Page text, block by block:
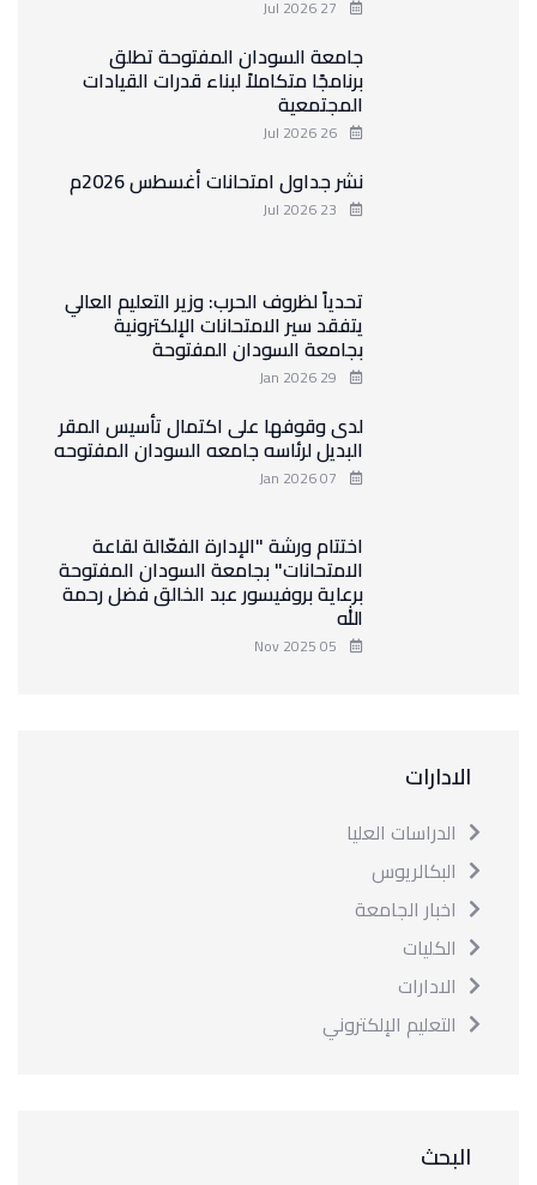
جامعة السودان المفتوحة تطلق
برنامجًا متكاملاً لبناء قدرات القيادات
المجتمعية
نشر جداول امتحانات أغسطس 2026م
تحدياً لظروف الحرب: وزير التعليم العالي
يتفقد سير الامتحانات الإلكترونية
بجامعة السودان المفتوحة
لدى وقوفها على اكتمال تأسيس المقر
البديل لرئاسه جامعه السودان المفتوحه
اختتام ورشة "الإدارة الفعّالة لقاعة
الامتحانات" بجامعة السودان المفتوحة
برعاية بروفيسور عبد الخالق فضل رحمة
الله
الادارات
الدراسات العليا
البكالريوس
اخبار الجامعة
الكليات
الادارات
التعليم الإلكتروني
البحث